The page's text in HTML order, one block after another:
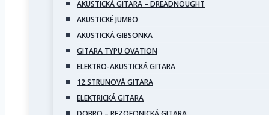
AKUSTICKÁ GITARA – DREADNOUGHT
AKUSTICKÉ JUMBO
AKUSTICKÁ GIBSONKA
GITARA TYPU OVATION
ELEKTRO-AKUSTICKÁ GITARA
12.STRUNOVÁ GITARA
ELEKTRICKÁ GITARA